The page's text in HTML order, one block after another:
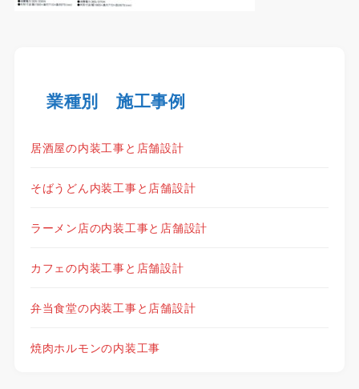
業種別 施工事例
居酒屋の内装工事と店舗設計
そばうどん内装工事と店舗設計
ラーメン店の内装工事と店舗設計
カフェの内装工事と店舗設計
弁当食堂の内装工事と店舗設計
焼肉ホルモンの内装工事